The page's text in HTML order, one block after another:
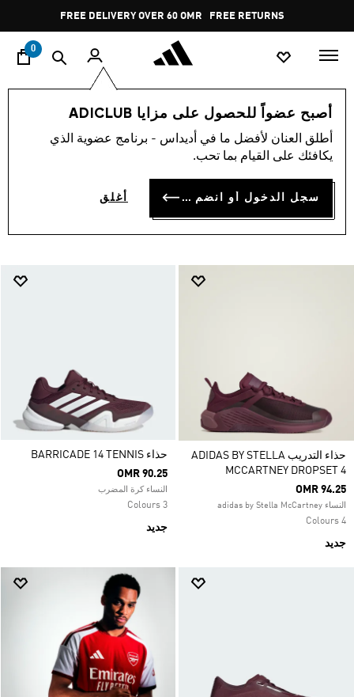
Pause
promotion
rotation
FREE RETURNS
0
أصبح عضواً للحصول على مزايا ADICLUB
أطلق العنان لأفضل ما في أديداس - برنامج عضوية الذي
يكافئك على القيام بما تحب.
سجل الدخول أو انضم الآن أغلق
تشكيلات Colours
💗COLOR OF THE SEASON
فلتر و صنف
حذاء التدريب ADIDAS BY STELLA
MCCARTNEY DROPSET 4
OMR 94.25
النساء adidas by Stella McCartney
4 Colours
جديد
حذاء BARRICADE 14 TENNIS
OMR 90.25
النساء كرة المضرب
3 Colours
جديد